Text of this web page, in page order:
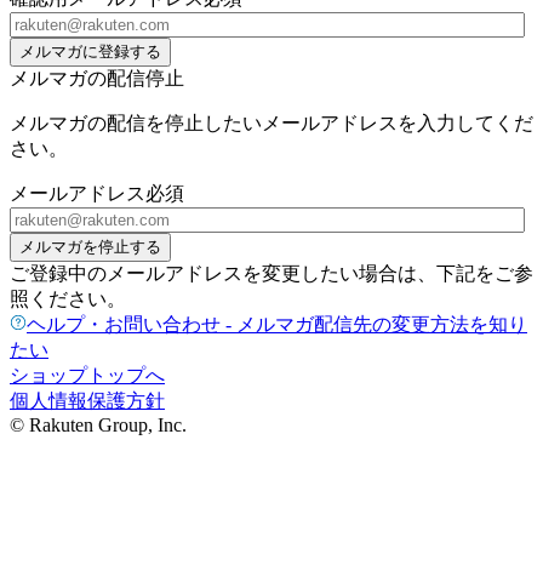
メルマガに登録する
メルマガの配信停止
メルマガの配信を停止したいメールアドレスを入力してくだ
さい。
メールアドレス必須
メルマガを停止する
ご登録中のメールアドレスを変更したい場合は、下記をご参
照ください。
ヘルプ・お問い合わせ - メルマガ配信先の変更方法を知り
たい
ショップトップへ
個人情報保護方針
© Rakuten Group, Inc.